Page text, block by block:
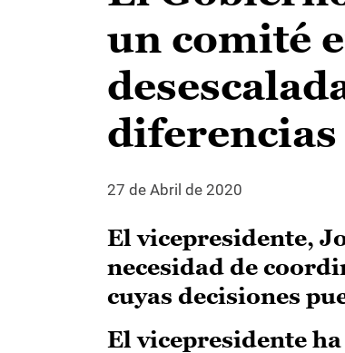
un comité
diferencias
27 de Abril de 2020
El vicepresidente,
necesidad de
cuyas decisiones
El vicepresidente